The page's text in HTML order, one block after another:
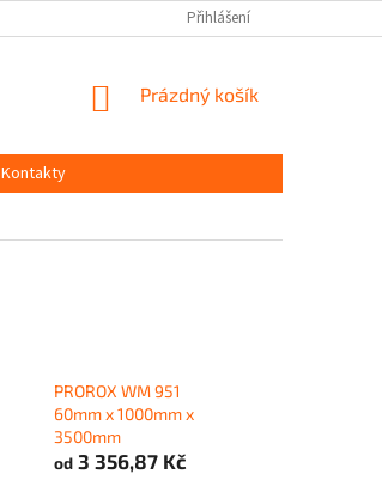
Přihlášení
NÁKUPNÍ
Prázdný košík
Kontakty
PROROX WM 951
60mm x 1000mm x
3500mm
od3 356,87 Kč